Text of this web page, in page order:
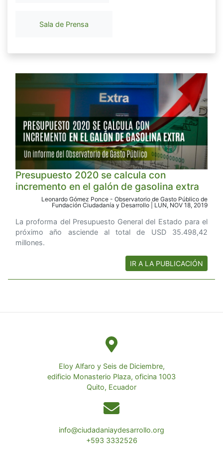
Sala de Prensa
Presupuesto 2020 se calcula con
incremento en el galón de gasolina extra
Leonardo Gómez Ponce - Observatorio de Gasto Público de
Fundación Ciudadanía y Desarrollo | LUN, NOV 18, 2019
La proforma del Presupuesto General del Estado para el
próximo año asciende al total de USD 35.498,42
millones.
IR A LA PUBLICACIÓN
Eloy Alfaro y Seis de Diciembre,
edificio Monasterio Plaza, oficina 1003
Quito, Ecuador
info@ciudadaniaydesarrollo.org
+593 3332526